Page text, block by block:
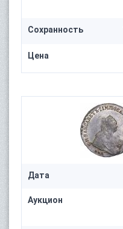
Сохранность
Цена
Дата
Аукцион